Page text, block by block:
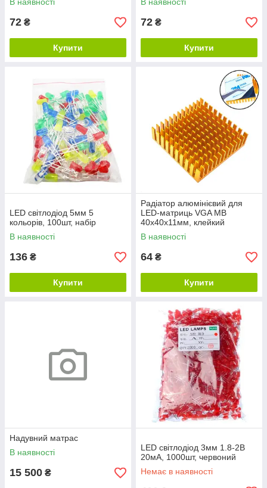
72 ₴
Купити
72 ₴
Купити
LED світлодіод 5мм 5
кольорів, 100шт, набір
В наявності
136 ₴
Купити
Радіатор алюмінієвий для
LED-матриць VGA MB
40x40x11мм, клейкий
В наявності
64 ₴
Купити
Надувний матрас
В наявності
15 500 ₴
LED світлодіод 3мм 1.8-2В
20мА, 1000шт, червоний
Немає в наявності